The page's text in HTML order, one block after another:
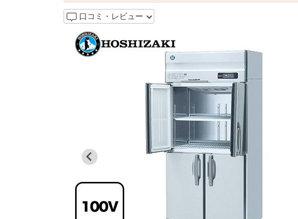
口コミ・レビュー